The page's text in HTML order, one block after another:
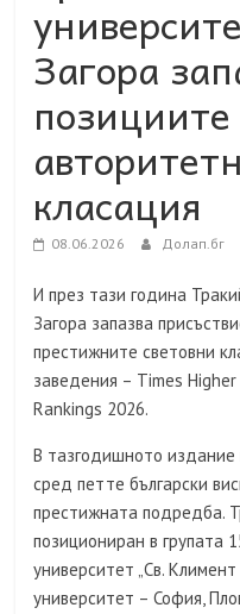
Загора
класация
08.06.2026 Долап.бг
И през тази година
Загора запазва
престижните световни
заведения – Times
Rankings 2026.
В тазгодишното издание
сред петте български
престижната подредба.
позициониран в групата
университет „Св.
университет – София,